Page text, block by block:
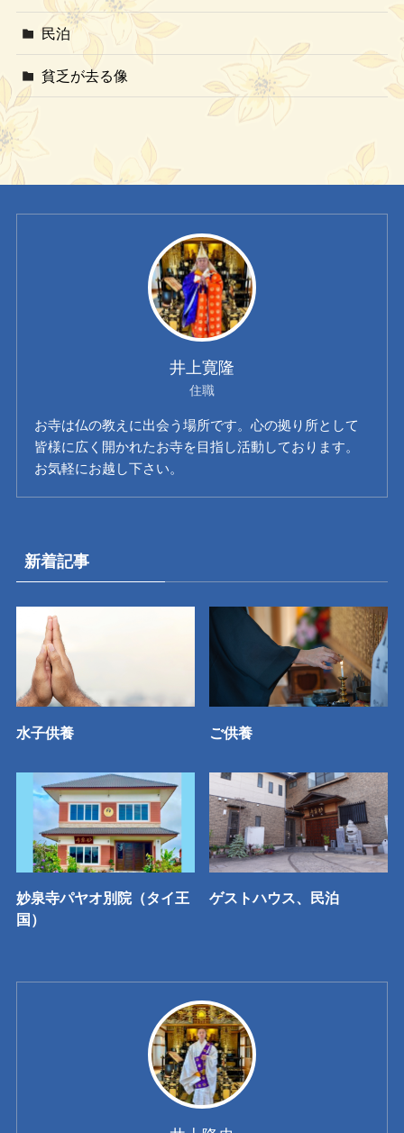
民泊
貧乏が去る像
井上寛隆
住職
お寺は仏の教えに出会う場所です。心の拠り所として
皆様に広く開かれたお寺を目指し活動しております。
お気軽にお越し下さい。
新着記事
水子供養 ご供養
妙泉寺パヤオ別院（タイ王
国）
ゲストハウス、民泊